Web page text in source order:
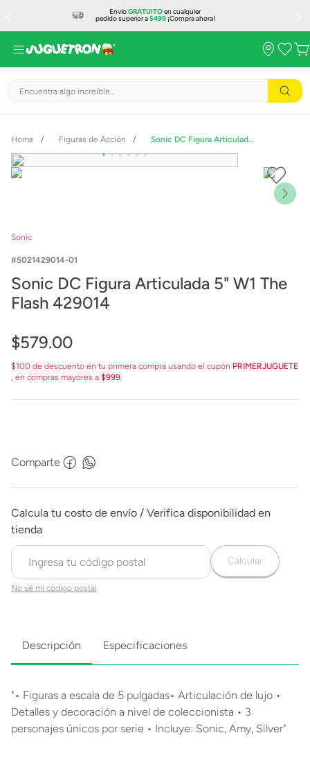
EnvíoGRATUITOen cualquier
pedido superior a$499¡Compra ahora!
Encuentra algo increíble...
Figuras de Acción Sonic DC Figura Articulada 5" W1 The Flash 429014
Sonic
5021429014-01
Sonic DC Figura Articulada 5" W1 The
Flash 429014
$579.00
$100 de descuento en tu primera compra usando el cupón PRIMERJUGUETE
, en compras mayores a $999.
Comparte
No sé mi código postal
Calcular
Descripción Especificaciones
"• Figuras a escala de 5 pulgadas• Articulación de lujo •
Detalles y decoración a nivel de coleccionista • 3
personajes únicos por serie • Incluye: Sonic, Amy, Silver"